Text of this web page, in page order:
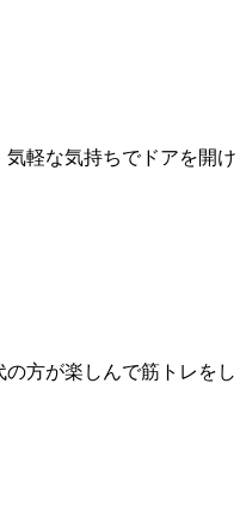
軽な気持ちでドアを開け
方が楽しんで筋トレをし